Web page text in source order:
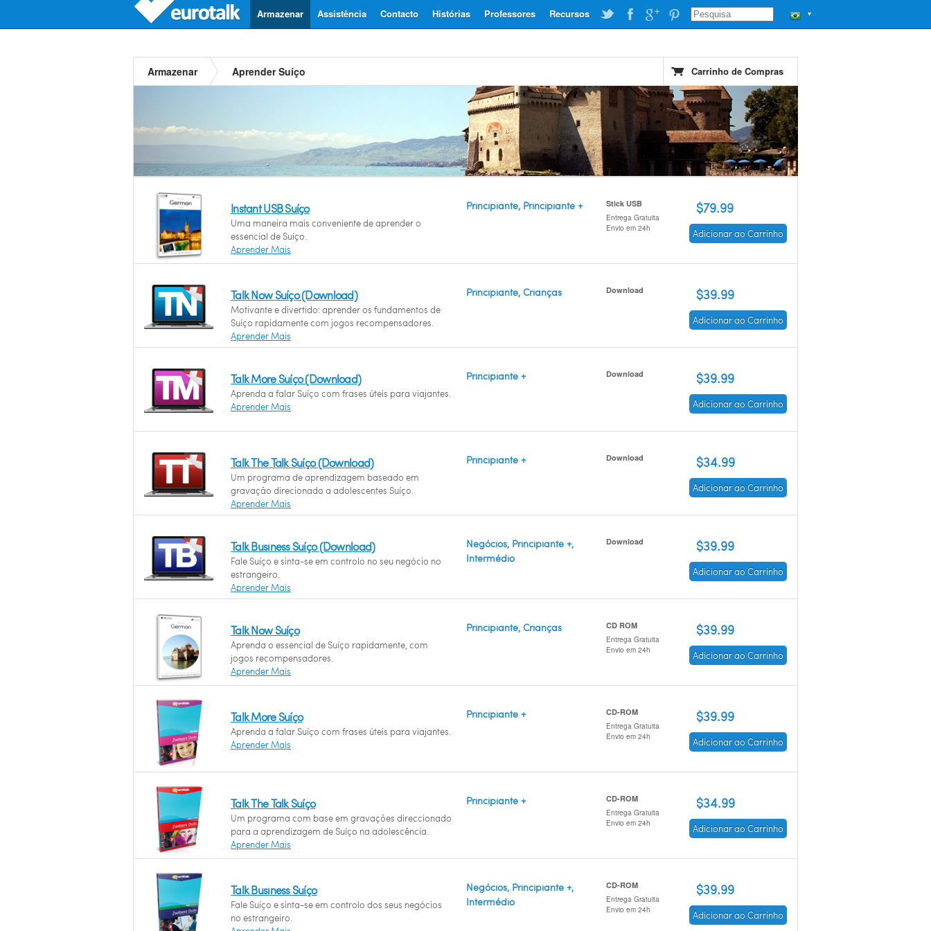
▼
Recursos
Professores
Histórias
Contacto
Assistência
Armazenar
Armazenar Aprender Suíço Carrinho de Compras
Instant USB Suíço
Uma maneira mais conveniente de aprender o
essencial de Suíço.
Aprender Mais
Principiante, Principiante + Stick USB
Entrega Gratuita
Envio em 24h
$79.99
Adicionar ao Carrinho
Talk Now Suíço (Download)
Motivante e divertido: aprender os fundamentos de
Suíço rapidamente com jogos recompensadores.
Aprender Mais
Principiante, Crianças Download $39.99
Adicionar ao Carrinho
Talk More Suíço (Download)
Aprenda a falar Suíço com frases úteis para viajantes.
Aprender Mais
Principiante + Download $39.99
Adicionar ao Carrinho
Talk The Talk Suíço (Download)
Um programa de aprendizagem baseado em
gravação direcionado a adolescentes Suíço.
Aprender Mais
Principiante + Download $34.99
Adicionar ao Carrinho
Talk Business Suíço (Download)
Fale Suíço e sinta-se em controlo no seu negócio no
estrangeiro.
Aprender Mais
Negócios, Principiante +,
Intermédio
Download $39.99
Adicionar ao Carrinho
Talk Now Suíço
Aprenda o essencial de Suíço rapidamente, com
jogos recompensadores.
Aprender Mais
Principiante, Crianças CD ROM
Entrega Gratuita
Envio em 24h
$39.99
Adicionar ao Carrinho
Talk More Suíço
Aprenda a falar Suíço com frases úteis para viajantes.
Aprender Mais
Principiante + CD-ROM
Entrega Gratuita
Envio em 24h
$39.99
Adicionar ao Carrinho
Talk The Talk Suíço
Um programa com base em gravações direccionado
para a aprendizagem de Suíço na adolescência.
Aprender Mais
Principiante + CD-ROM
Entrega Gratuita
Envio em 24h
$34.99
Adicionar ao Carrinho
Talk Business Suíço
Fale Suíço e sinta-se em controlo dos seus negócios
no estrangeiro.
Negócios, Principiante +,
Intermédio
CD-ROM
Entrega Gratuita
Envio em 24h
$39.99
Adicionar ao Carrinho